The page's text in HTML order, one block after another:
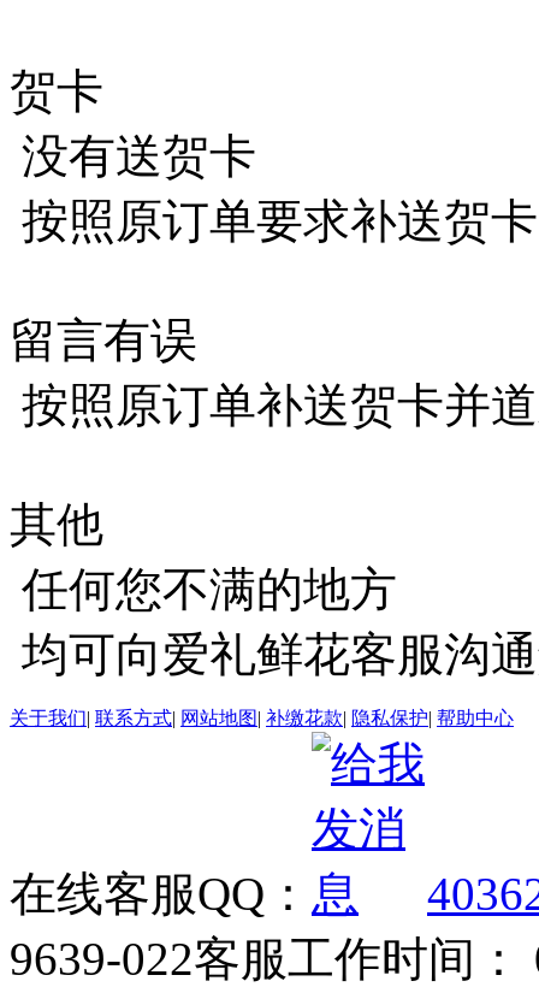
贺卡
没有送贺卡
按照原订单要求补送贺
留言有误
按照原订单补送贺卡并
其他
任何您不满的地方
均可向爱礼鲜花客服沟
关于我们| 联系方式| 网站地图| 补缴花款| 隐私保护| 帮助中心
在线客服QQ：
9639-022客服工作时间：